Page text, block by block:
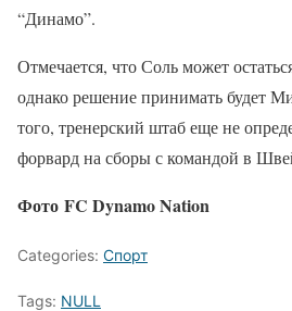
“Динамо”.
Отмечается, что Соль может
однако решение принимать будет
того, тренерский штаб еще не
форвард на сборы с командой в
Фото FC Dynamo Nation
Categories: Спорт
Tags: NULL